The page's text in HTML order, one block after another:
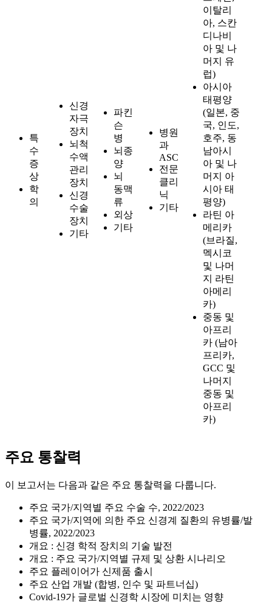
특
수
증
상
학
의
신경
자극
장치
뇌척
수액
관리
장치
신경
수술
장치
기타
파킨
슨
병
뇌종
양
뇌
동맥
류
외상
기타
병원
과
ASC
전문
클리
닉
기타
이탈리
아, 스칸
디나비
아 및 나
머지 유
럽)
아시아
태평양
(일본, 중
국, 인도,
호주, 동
남아시
아 및 나
머지 아
시아 태
평양)
라틴 아
메리카
(브라질,
멕시코
및 나머
지 라틴
아메리
카)
중동 및
아프리
카 (남아
프리카,
GCC 및
나머지
중동 및
아프리
카)
주요 통찰력
이 보고서는 다음과 같은 주요 통찰력을 다룹니다.
주요 국가/지역별 주요 수술 수, 2022/2023
주요 국가/지역에 의한 주요 신경계 질환의 유병률/발
병률, 2022/2023
개요 : 신경 학적 장치의 기술 발전
개요 : 주요 국가/지역별 규제 및 상환 시나리오
주요 플레이어가 신제품 출시
주요 산업 개발 (합병, 인수 및 파트너십)
Covid-19가 글로벌 신경학 시장에 미치는 영향